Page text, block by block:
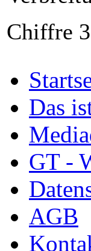
Chiffre
Das
GT -
AGB